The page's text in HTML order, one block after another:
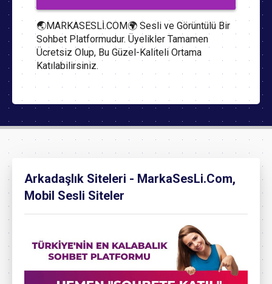
🌏MARKASESLİ.COM🌍 Sesli ve Görüntülü Bir
Sohbet Platformudur. Üyelikler Tamamen
Ücretsiz Olup, Bu Güzel-Kaliteli Ortama
Katılabilirsiniz.
Arkadaşlık Siteleri - MarkaSesLi.Com,
Mobil Sesli Siteler